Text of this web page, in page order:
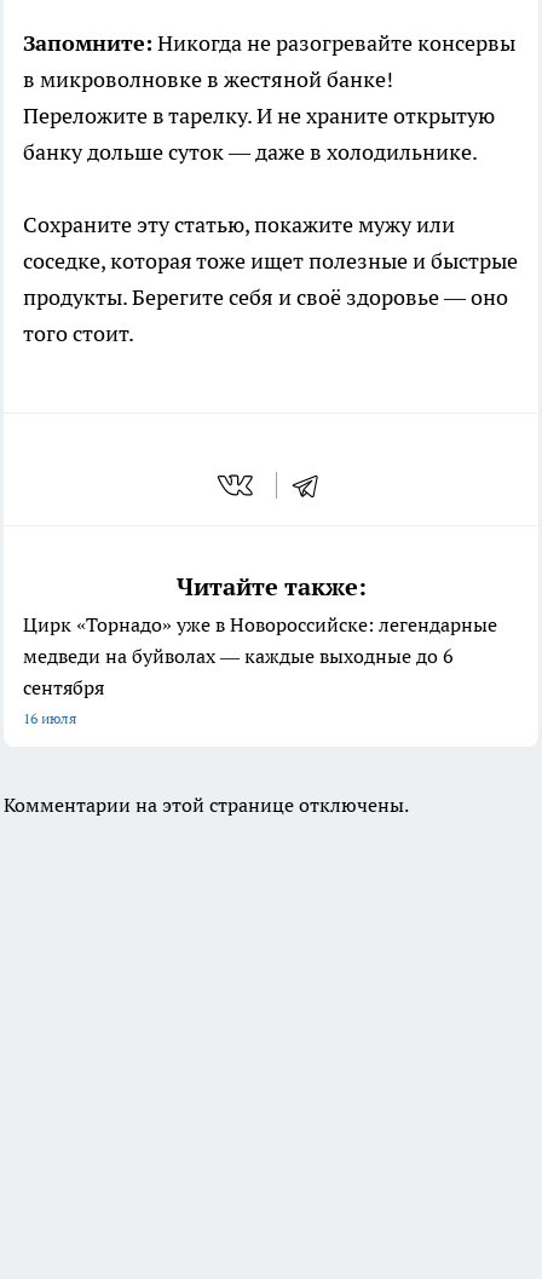
Запомните: Никогда не разогревайте консервы
в микроволновке в жестяной банке!
Переложите в тарелку. И не храните открытую
банку дольше суток — даже в холодильнике.
Сохраните эту статью, покажите мужу или
соседке, которая тоже ищет полезные и быстрые
продукты. Берегите себя и своё здоровье — оно
того стоит.
Читайте также:
Цирк «Торнадо» уже в Новороссийске: легендарные
медведи на буйволах — каждые выходные до 6
сентября
16 июля
Комментарии на этой странице отключены.